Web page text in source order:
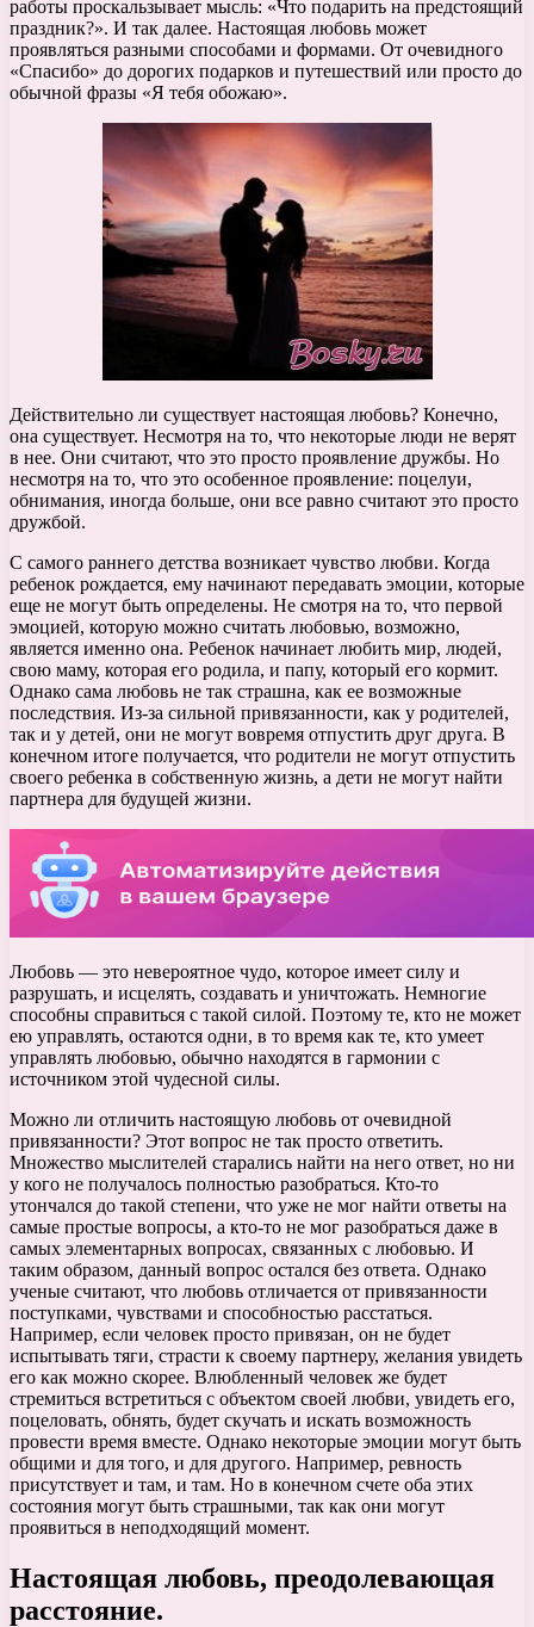
работы проскальзывает мысль: «Что подарить на предстоящий
праздник?». И так далее. Настоящая любовь может
проявляться разными способами и формами. От очевидного
«Спасибо» до дорогих подарков и путешествий или просто до
обычной фразы «Я тебя обожаю».
Действительно ли существует настоящая любовь? Конечно,
она существует. Несмотря на то, что некоторые люди не верят
в нее. Они считают, что это просто проявление дружбы. Но
несмотря на то, что это особенное проявление: поцелуи,
обнимания, иногда больше, они все равно считают это просто
дружбой.
С самого раннего детства возникает чувство любви. Когда
ребенок рождается, ему начинают передавать эмоции, которые
еще не могут быть определены. Не смотря на то, что первой
эмоцией, которую можно считать любовью, возможно,
является именно она. Ребенок начинает любить мир, людей,
свою маму, которая его родила, и папу, который его кормит.
Однако сама любовь не так страшна, как ее возможные
последствия. Из-за сильной привязанности, как у родителей,
так и у детей, они не могут вовремя отпустить друг друга. В
конечном итоге получается, что родители не могут отпустить
своего ребенка в собственную жизнь, а дети не могут найти
партнера для будущей жизни.
Любовь — это невероятное чудо, которое имеет силу и
разрушать, и исцелять, создавать и уничтожать. Немногие
способны справиться с такой силой. Поэтому те, кто не может
ею управлять, остаются одни, в то время как те, кто умеет
управлять любовью, обычно находятся в гармонии с
источником этой чудесной силы.
Можно ли отличить настоящую любовь от очевидной
привязанности? Этот вопрос не так просто ответить.
Множество мыслителей старались найти на него ответ, но ни
у кого не получалось полностью разобраться. Кто-то
утончался до такой степени, что уже не мог найти ответы на
самые простые вопросы, а кто-то не мог разобраться даже в
самых элементарных вопросах, связанных с любовью. И
таким образом, данный вопрос остался без ответа. Однако
ученые считают, что любовь отличается от привязанности
поступками, чувствами и способностью расстаться.
Например, если человек просто привязан, он не будет
испытывать тяги, страсти к своему партнеру, желания увидеть
его как можно скорее. Влюбленный человек же будет
стремиться встретиться с объектом своей любви, увидеть его,
поцеловать, обнять, будет скучать и искать возможность
провести время вместе. Однако некоторые эмоции могут быть
общими и для того, и для другого. Например, ревность
присутствует и там, и там. Но в конечном счете оба этих
состояния могут быть страшными, так как они могут
проявиться в неподходящий момент.
Настоящая любовь, преодолевающая
расстояние.